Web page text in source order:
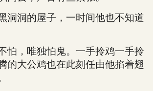
洞的屋子，一时间他也不知道
，唯独怕鬼。一手拎鸡一手拎
的大公鸡也在此刻任由他掐着翅